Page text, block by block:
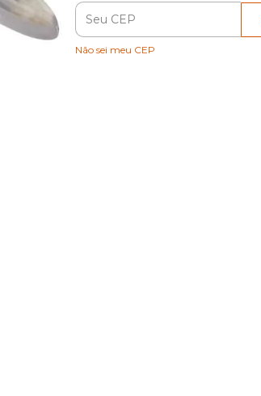
Entregas para o CEP:
Não sei meu CEP